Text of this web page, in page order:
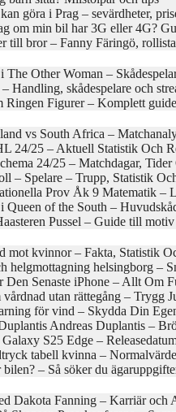
göra i Prag – sevärdheter,
om min bil har 3G eller 4G?
till bror – Fanny Färingö,
The Other Woman –
Handling, skådespelare och
Ringen Figurer – Komplett
vs South Africa –
24/25 – Aktuell Statistik Och
24/25 – Matchdagar,
– Spelare – Trupp, Statistik
Prov Åk 9 Matematik –
Queen of the South –
Pussel – Guide till
mot kvinnor – Fakta, Statistik
helgmottagning helsingborg –
Senaste iPhone – Allt Om
vårdnad utan rättegång – Trygg
för vind – Skydda Din
Andreas Duplantis –
Galaxy S25 Edge –
tabell kvinna –
bilen? – Så söker du
Dakota Fanning – Karriär och